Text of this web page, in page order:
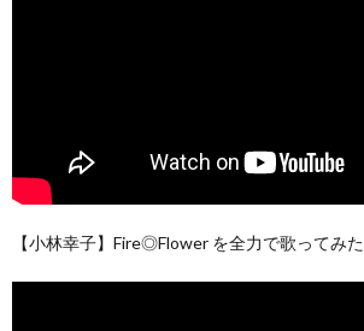
【小林幸子】Fire◎Flower を全力で歌ってみた